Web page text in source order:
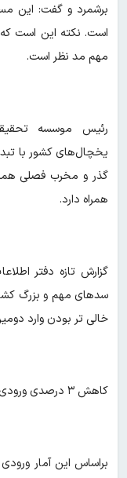
برشمرد و گفت: این
است. نکته این است
مهم مد نظر است.
رئیس موسسه
یخچال‌های کشور با
گذر و مخرب فصلی
همراه دارد.
گزارش تازه دفتر
خالی تر بودن وارد
کاهش ۳ درصدی ورودی آب به سدها
براساس این آمار